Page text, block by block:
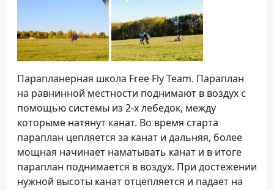
Парапланерная школа Free Fly Team. Параплан
на равнинной местности поднимают в воздух с
помощью системы из 2-х лебедок, между
которыме натянут канат. Во время старта
параплан цепляется за канат и дальняя, более
мощная начинает наматывать канат и в итоге
параплан поднимается в воздух. При достежении
нужной высоты канат отцепляется и падает на